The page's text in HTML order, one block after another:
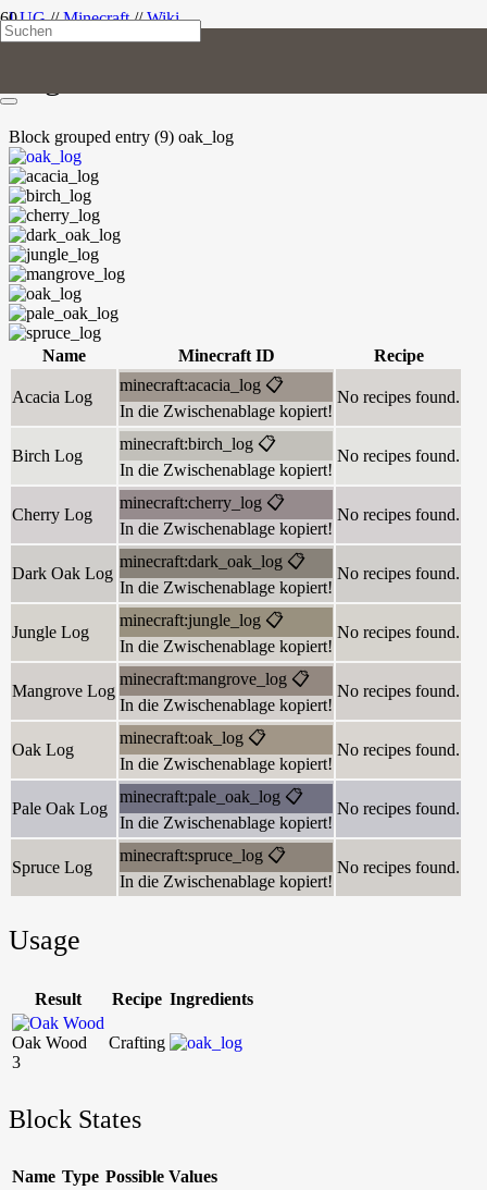
LUG//Minecraft//Wiki
Block grouped entry (9) oak_log
Name Minecraft ID Recipe
Acacia Log
minecraft:acacia_log 📋
In die Zwischenablage kopiert!
No recipes found.
Birch Log
minecraft:birch_log 📋
In die Zwischenablage kopiert!
No recipes found.
Cherry Log
minecraft:cherry_log 📋
In die Zwischenablage kopiert!
No recipes found.
Dark Oak Log
minecraft:dark_oak_log 📋
In die Zwischenablage kopiert!
No recipes found.
Jungle Log
minecraft:jungle_log 📋
In die Zwischenablage kopiert!
No recipes found.
Mangrove Log
minecraft:mangrove_log 📋
In die Zwischenablage kopiert!
No recipes found.
Oak Log
minecraft:oak_log 📋
In die Zwischenablage kopiert!
No recipes found.
Pale Oak Log
minecraft:pale_oak_log 📋
In die Zwischenablage kopiert!
No recipes found.
Spruce Log
minecraft:spruce_log 📋
In die Zwischenablage kopiert!
No recipes found.
Usage
Result Recipe Ingredients
Oak Wood
3
Crafting
Block States
Name Type Possible Values